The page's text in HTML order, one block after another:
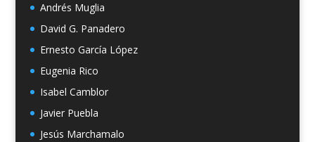
Andrés Muglia
David G. Panadero
Ernesto García López
Eugenia Rico
Isabel Camblor
Javier Puebla
Jesús Marchamalo